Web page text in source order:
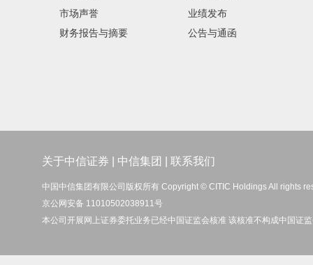
市场声誉
财务报告与摘要
业绩发布
公告与通函
关于中信证券 中信集团 联系我们
中国中信集团有限公司版权所有 Copyright © CITIC Holdings All rights
京公网安备 11010502038911号
本公司开展网上证券委托业务已经中国证监会核准 该核准不构成中国证